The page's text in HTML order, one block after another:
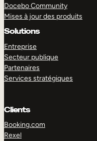
Docebo Community
Mises à jour des produits
Solutions
Entreprise
Secteur publique
Partenaires
Services stratégiques
Clients
Booking.com
Rexel